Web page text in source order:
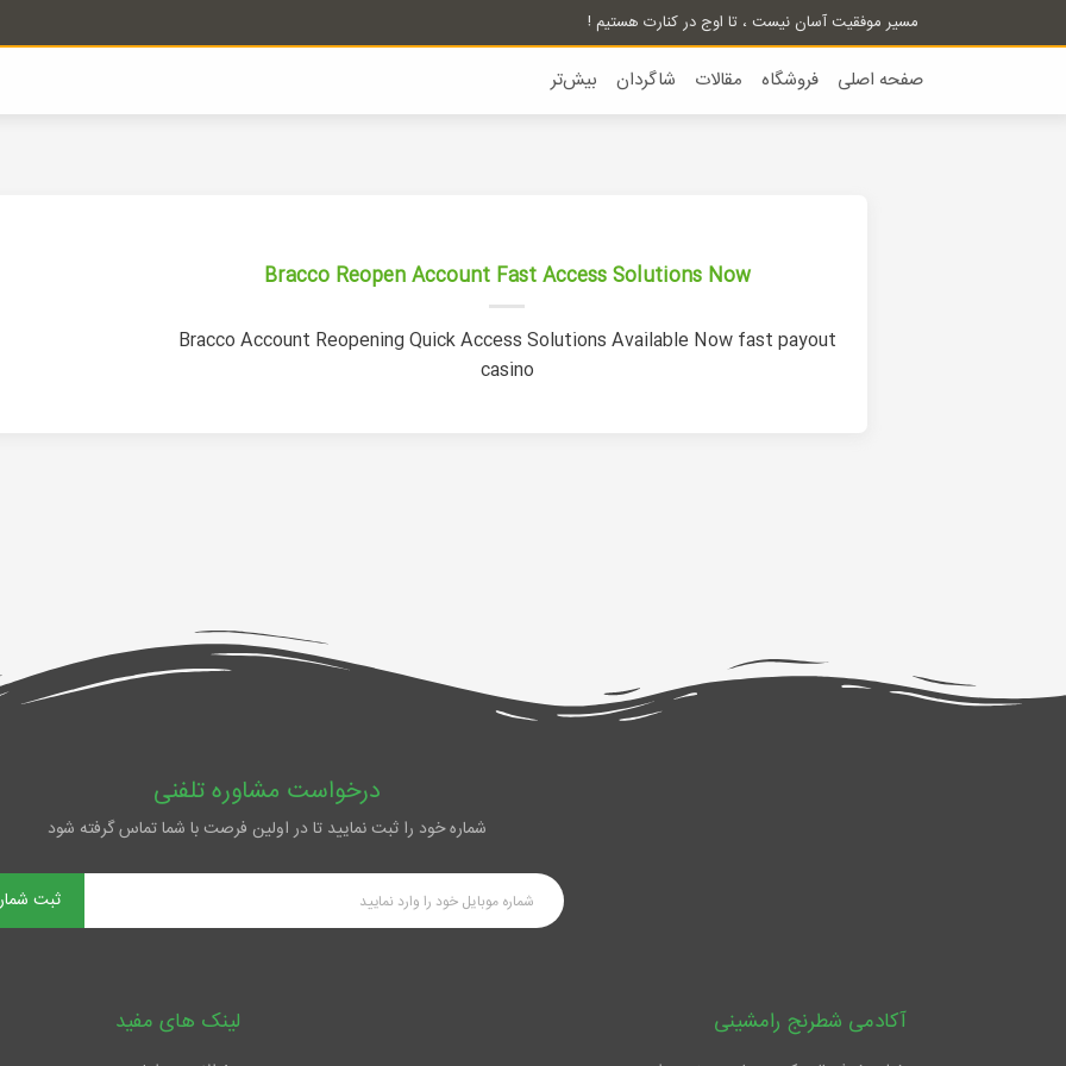
مسیر موفقیت آسان نیست ، تا اوج در کنارت هستیم !
صفحه اصلی فروشگاه مقالات شاگردان بیش‌تر
Bracco Reopen Account Fast Access Solutions Now
Bracco Account Reopening Quick Access Solutions Available Now fast payout
casino
درخواست مشاوره تلفنی
شماره خود را ثبت نمایید تا در اولین فرصت با شما تماس گرفته شود
ثبت
آکادمی شطرنج رامشینی لینک های مفید